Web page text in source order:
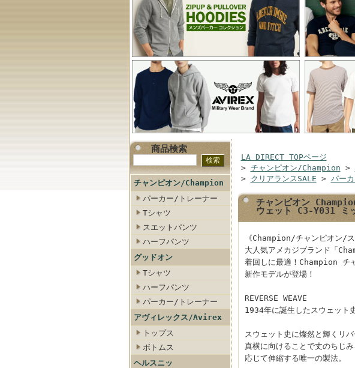
商品検索
チャンピオン/Champion
パーカー/トレーナー
Tシャツ
スエットパンツ
ハーフパンツ
グッドオン
Tシャツ
ハーフパンツ
パーカー/トレーナー
アヴィレックス/Avirex
トップス
ボトムス
ヘルスニッ
LA DIRECT TOPページ
> チャンピオン/Champion >
> クリアランスSALE > パー
チャンピオン
ウェット C3-Y031 ミ
《Champion/チャンピオン/
大人気アメカジブランド「
着回しに最適！Champion チ
新作モデルが登場！
REVERSE WEAVE
1934年に誕生したスウェット
スウェット史に燦然と輝くリ
真横に向けることで丈のちじ
応じて伸縮する唯一の製法。